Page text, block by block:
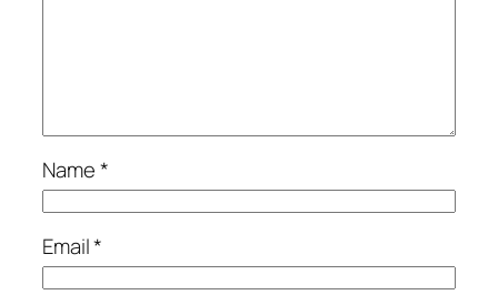
Name*
Email*